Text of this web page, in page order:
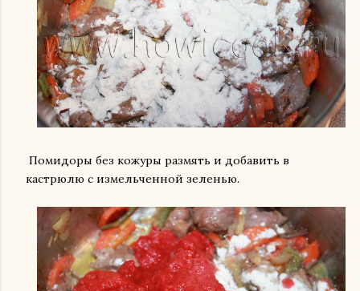
Помидоры без кожуры размять и добавить в
кастрюлю с измельченной зеленью.